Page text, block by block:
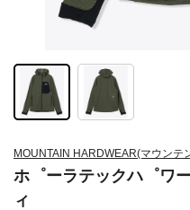
MOUNTAIN HARDWEAR(マウンテ
ホ゜ーラテックハ゜ワ
ィ